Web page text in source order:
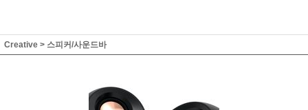
Creative > 스피커/사운드바